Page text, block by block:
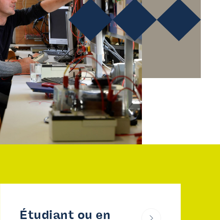
Nous informons
FAQ
Étudiant ou en